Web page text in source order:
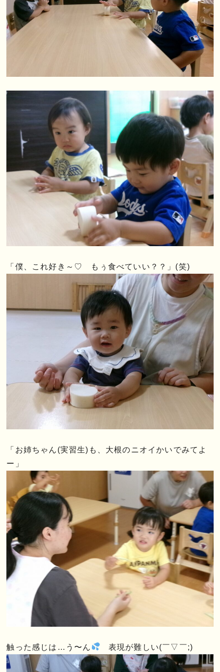
「僕、これ好き～♡ もぅ食べていい？？」(笑)
「お姉ちゃん(実習生)も、大根のニオイかいでみてよ
ー」
触った感じは…う〜ん 表現が難しい(￣▽￣;)